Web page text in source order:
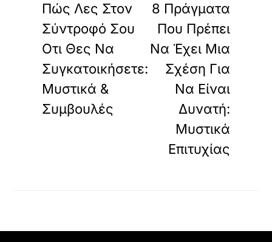
Πώς Λες Στον
Σύντροφό Σου
Οτι Θες Να
Συγκατοικήσετε:
Μυστικά &
Συμβουλές
8 Πράγματα
Που Πρέπει
Να Έχει Μια
Σχέση Για
Να Είναι
Δυνατή:
Μυστικά
Επιτυχίας